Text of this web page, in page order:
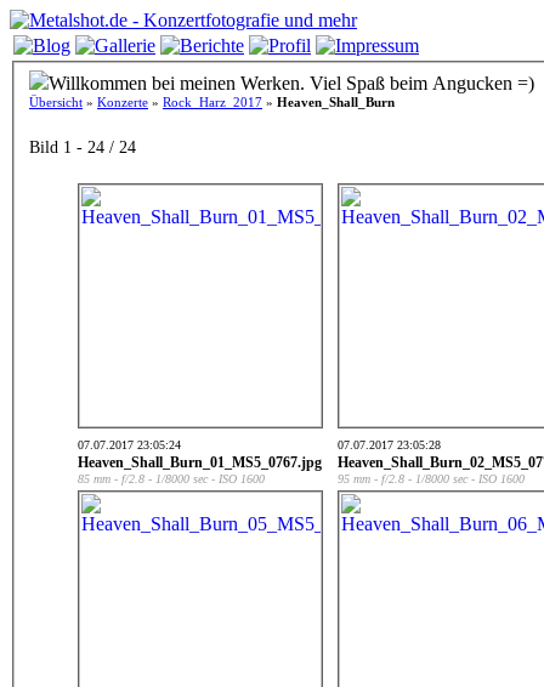
Willkommen bei meinen Werken. Viel Spaß beim Angucken =)
Übersicht » Konzerte » Rock_Harz_2017 » Heaven_Shall_Burn
Bild 1 - 24 / 24
07.07.2017 23:05:24
Heaven_Shall_Burn_01_MS5_0767.jpg
85 mm - f/2.8 - 1/8000 sec - ISO 1600
07.07.2017 23:05:28
95 mm - f/2.8 - 1/8000 sec - ISO 1600